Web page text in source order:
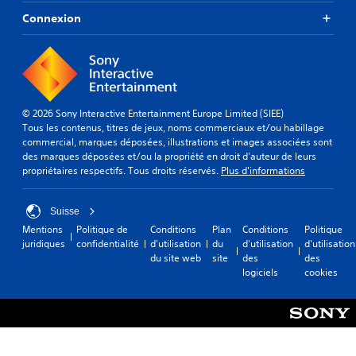
Connexion
© 2026 Sony Interactive Entertainment Europe Limited (SIEE)
Tous les contenus, titres de jeux, noms commerciaux et/ou habillage
commercial, marques déposées, illustrations et images associées sont
des marques déposées et/ou la propriété en droit d'auteur de leurs
propriétaires respectifs. Tous droits réservés. Plus d'informations
Suisse
Mentions
juridiques
Politique de
confidentialité
Conditions
d'utilisation
du site web
Plan
du
site
Conditions
d'utilisation
des
logiciels
Politique
d'utilisation
des
cookies